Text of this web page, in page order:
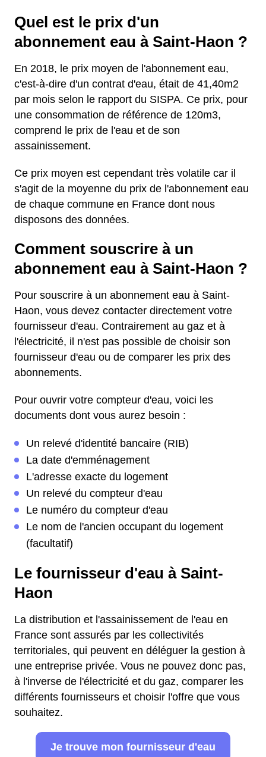
Quel est le prix d'un
abonnement eau à Saint-Haon ?
En 2018, le prix moyen de l'abonnement eau,
c'est-à-dire d'un contrat d'eau, était de 41,40m2
par mois selon le rapport du SISPA. Ce prix, pour
une consommation de référence de 120m3,
comprend le prix de l'eau et de son
assainissement.
Ce prix moyen est cependant très volatile car il
s'agit de la moyenne du prix de l'abonnement eau
de chaque commune en France dont nous
disposons des données.
Comment souscrire à un
abonnement eau à Saint-Haon ?
Pour souscrire à un abonnement eau à Saint-
Haon, vous devez contacter directement votre
fournisseur d'eau. Contrairement au gaz et à
l'électricité, il n'est pas possible de choisir son
fournisseur d'eau ou de comparer les prix des
abonnements.
Pour ouvrir votre compteur d'eau, voici les
documents dont vous aurez besoin :
Un relevé d'identité bancaire (RIB)
La date d'emménagement
L'adresse exacte du logement
Un relevé du compteur d'eau
Le numéro du compteur d'eau
Le nom de l'ancien occupant du logement
(facultatif)
Le fournisseur d'eau à Saint-
Haon
La distribution et l'assainissement de l'eau en
France sont assurés par les collectivités
territoriales, qui peuvent en déléguer la gestion à
une entreprise privée. Vous ne pouvez donc pas,
à l'inverse de l'électricité et du gaz, comparer les
différents fournisseurs et choisir l'offre que vous
souhaitez.
Je trouve mon fournisseur d'eau